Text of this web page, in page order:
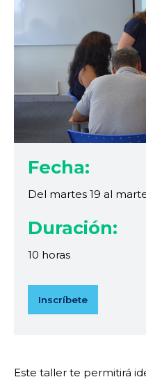
Fecha:
Del martes 19 al
Duración:
10 horas
Inscríbete
Este taller te permitirá